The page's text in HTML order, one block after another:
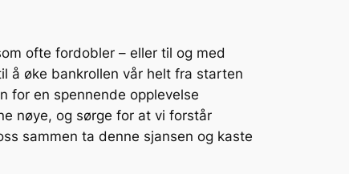
ofte fordobler – eller til og med
å øke bankrollen vår helt fra starten
for en spennende opplevelse
nøye, og sørge for at vi forstår
sammen ta denne sjansen og kaste